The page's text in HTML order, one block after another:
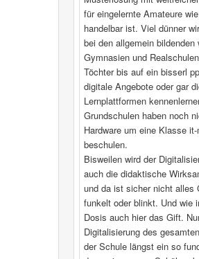
für eingelernte Amateure
handelbar ist. Viel dünner
bei den allgemein bildenden
Gymnasien und
Töchter bis auf ein bisserl
digitale Angebote oder gar
Lernplattformen
Grundschulen haben noch
Hardware um eine Klasse
beschulen.
Bisweilen wird der
auch die didaktische
und da ist sicher nicht alles
funkelt oder blinkt. Und wie
Dosis auch hier das Gift.
Digitalisierung des
der Schule längst ein so